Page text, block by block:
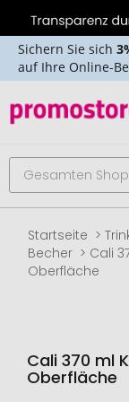
Sichern Sie sich
auf Ihre Online-
Startseite
Becher
Cali
Oberfläche
Cali 370 ml
Oberfläche